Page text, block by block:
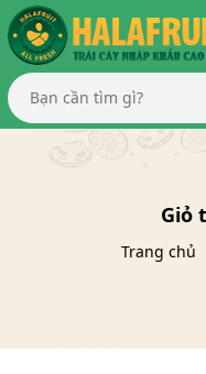
Giỏ
Trang chủ